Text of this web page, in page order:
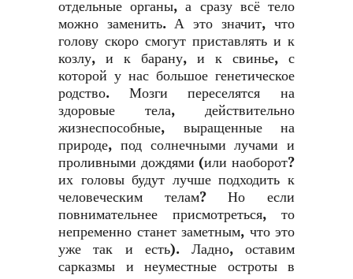
отдельные органы, а сразу всё тело
можно заменить. А это значит, что
голову скоро смогут приставлять и к
козлу, и к барану, и к свинье, с
которой у нас большое генетическое
родство. Мозги переселятся на
здоровые тела, действительно
жизнеспособные, выращенные на
природе, под солнечными лучами и
проливными дождями (или наоборот?
их головы будут лучше подходить к
человеческим телам? Но если
повнимательнее присмотреться, то
непременно станет заметным, что это
уже так и есть). Ладно, оставим
сарказмы и неуместные остроты в